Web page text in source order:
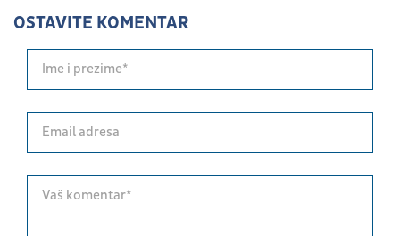
OSTAVITE KOMENTAR